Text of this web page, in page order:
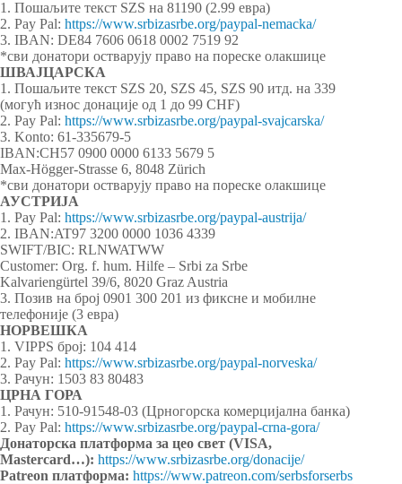
1. Пошаљите текст SZS на 81190 (2.99 евра)
2. Pay Pal: https://www.srbizasrbe.org/paypal-nemacka/
3. IBAN: DE84 7606 0618 0002 7519 92
*сви донатори остварују право на пореске олакшице
ШВАЈЦАРСКА
1. Пошаљите текст SZS 20, SZS 45, SZS 90 итд. на 339
(могућ износ донације од 1 до 99 CHF)
2. Pay Pal: https://www.srbizasrbe.org/paypal-svajcarska/
3. Konto: 61-335679-5
IBAN:CH57 0900 0000 6133 5679 5
Max-Högger-Strasse 6, 8048 Zürich
*сви донатори остварују право на пореске олакшице
АУСТРИЈА
1. Pay Pal: https://www.srbizasrbe.org/paypal-austrija/
2. IBAN:AT97 3200 0000 1036 4339
SWIFT/BIC: RLNWATWW
Customer: Org. f. hum. Hilfe – Srbi za Srbe
Kalvariengürtel 39/6, 8020 Graz Austria
3. Позив на број 0901 300 201 из фиксне и мобилне
телефоније (3 евра)
НОРВЕШКА
1. VIPPS број: 104 414
2. Pay Pal: https://www.srbizasrbe.org/paypal-norveska/
3. Рачун: 1503 83 80483
ЦРНА ГОРА
1. Рачун: 510-91548-03 (Црногорска комерцијална банка)
2. Pay Pal: https://www.srbizasrbe.org/paypal-crna-gora/
Донаторска платформа за цео свет (VISA,
Mastercard…): https://www.srbizasrbe.org/donacije/
Patreon платформа: https://www.patreon.com/serbsforserbs